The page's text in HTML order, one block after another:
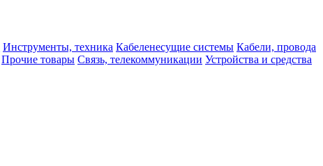
Инструменты, техника Кабеленесущие системы Кабели, провода
Прочие товары Связь, телекоммуникации Устройства и средства